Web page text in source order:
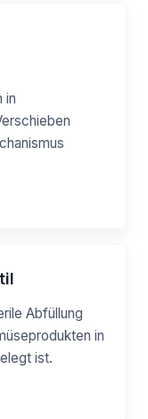
in
Abfüllung
in
ist.